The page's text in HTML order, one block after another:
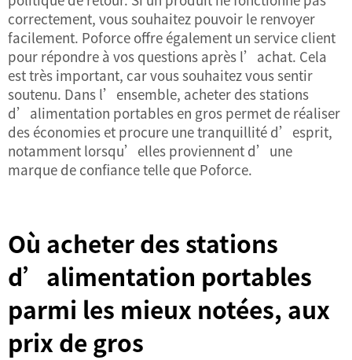
correctement, vous souhaitez pouvoir le renvoyer
facilement. Poforce offre également un service client
pour répondre à vos questions après l’achat. Cela
est très important, car vous souhaitez vous sentir
soutenu. Dans l’ensemble, acheter des stations
d’alimentation portables en gros permet de réaliser
des économies et procure une tranquillité d’esprit,
notamment lorsqu’elles proviennent d’une
marque de confiance telle que Poforce.
Où acheter des stations
d’alimentation portables
parmi les mieux notées, aux
prix de gros